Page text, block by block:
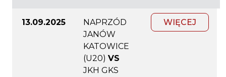
13.09.2025
NAPRZÓD
JANÓW
KATOWICE
(U20) VS
JKH GKS
WIĘCEJ